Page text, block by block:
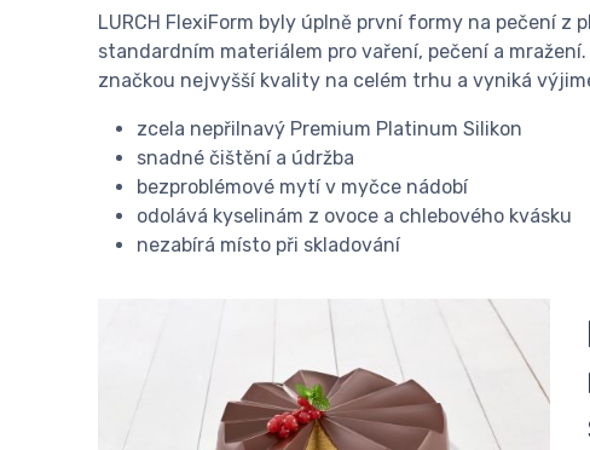
LURCH FlexiForm byly úplně první formy na pečení z
standardním materiálem pro vaření, pečení a
značkou nejvyšší kvality na celém trhu a vyniká
zcela nepřilnavý Premium Platinum Silikon
snadné čištění a údržba
bezproblémové mytí v myčce nádobí
odolává kyselinám z ovoce a chlebového kvásku
nezabírá místo při skladování